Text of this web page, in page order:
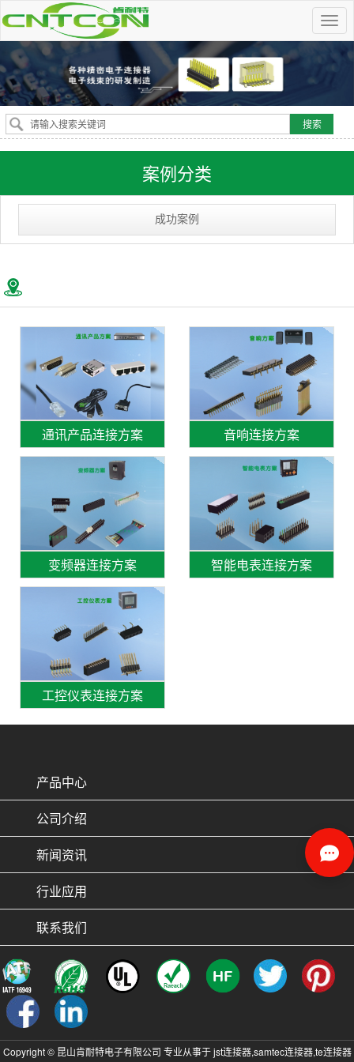
案例分类
成功案例
通讯产品连接方案 音响连接方案
变频器连接方案 智能电表连接方案
工控仪表连接方案
产品中心
公司介绍
新闻资讯
行业应用
联系我们
Copyright © 昆山肯耐特电子有限公司 专业从事于jst连接器,samtec连接器,te连接器